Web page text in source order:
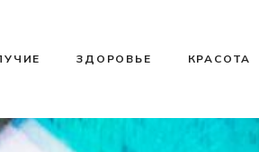
ЗДОРОВЬЕ КРАСОТА